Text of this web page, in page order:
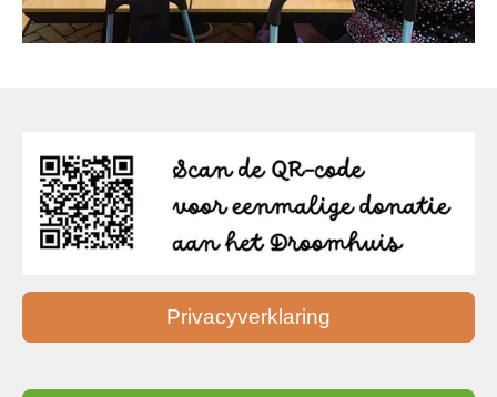
Privacyverklaring